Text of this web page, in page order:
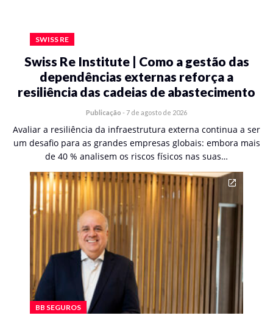
SWISS RE
Swiss Re Institute | Como a gestão das
dependências externas reforça a
resiliência das cadeias de abastecimento
Publicação - 7 de agosto de 2026
Avaliar a resiliência da infraestrutura externa continua a ser
um desafio para as grandes empresas globais: embora mais
de 40 % analisem os riscos físicos nas suas…
BB SEGUROS